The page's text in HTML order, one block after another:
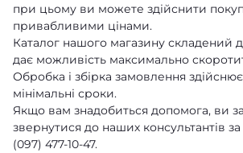
при цьому ви можете здійснити
привабливими цінами.
Каталог нашого магазину складений
дає можливість максимально
Обробка і збірка замовлення
мінімальні сроки.
Якщо вам знадобиться допомога, ви
звернутися до наших консультантів
(097) 477-10-47.